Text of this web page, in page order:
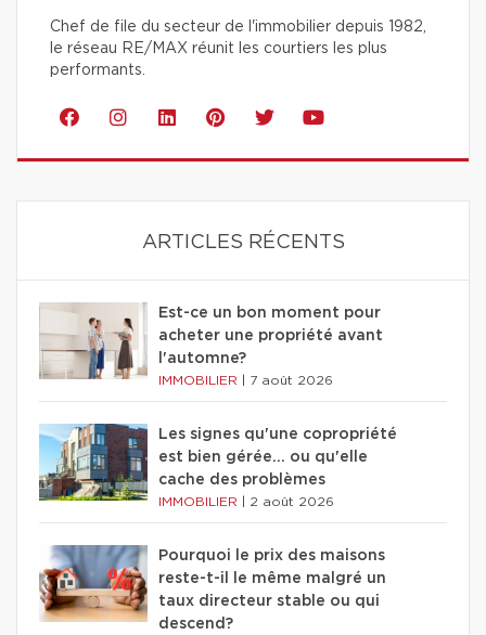
Chef de file du secteur de l'immobilier depuis 1982,
le réseau RE/MAX réunit les courtiers les plus
performants.
ARTICLES RÉCENTS
Est-ce un bon moment pour
acheter une propriété avant
l'automne?
IMMOBILIER 7 août 2026
Les signes qu'une copropriété
est bien gérée… ou qu'elle
cache des problèmes
IMMOBILIER 2 août 2026
Pourquoi le prix des maisons
reste-t-il le même malgré un
taux directeur stable ou qui
descend?